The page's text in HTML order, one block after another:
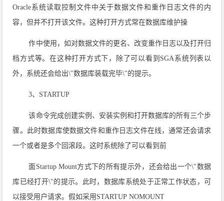
Oracle系统读取控制文件中关于数据文件和重作日志文件的内
容，但并不打开该文件。这种打开方式常在数据库维护操
作中使用，如对数据文件的更名、改变重作日志以及打开归
档方式等。在这种打开方式下，除了可以看到SGA系统列表以
外，系统还会给出\"数据库装载完毕\"的提示。
3、STARTUP
该命令完成创建实例、安装实例和打开数据库的所有三个步
骤。此时数据库使数据文件和重作日志文件在线，通常还会请求
一个或者是多个回滚段。这时系统除了可以看到前
面Startup Mount方式下的所有提示外，还会给出一个\"数据
库已经打开\"的提示。此时，数据库系统处于正常工作状态，可
以接受用户请求。假如采用STARTUP NOMOUNT